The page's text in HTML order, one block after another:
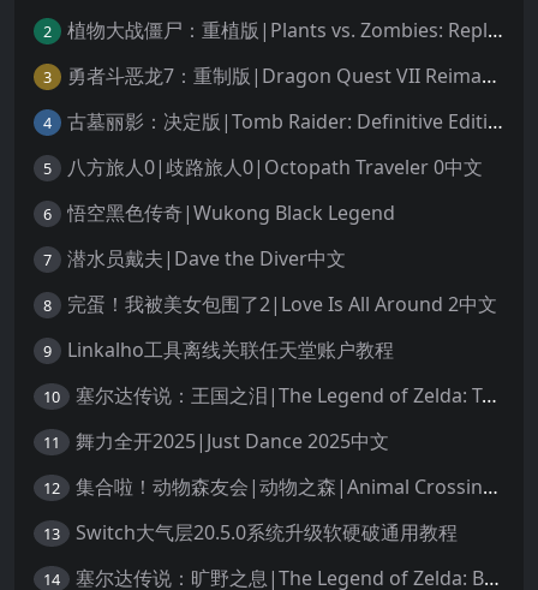
2 植物大战僵尸：重植版|Plants vs. Zombies: Replanted中文
3 勇者斗恶龙7：重制版|Dragon Quest VII Reimagined中文
4 古墓丽影：决定版|Tomb Raider: Definitive Edition中文
5 八方旅人0|歧路旅人0|Octopath Traveler 0中文
6 悟空黑色传奇|Wukong Black Legend
7 潜水员戴夫|Dave the Diver中文
8 完蛋！我被美女包围了2|Love Is All Around 2中文
9 Linkalho工具离线关联任天堂账户教程
10 塞尔达传说：王国之泪|The Legend of Zelda: Tears of the Kingdom中文
11 舞力全开2025|Just Dance 2025中文
12 集合啦！动物森友会|动物之森|Animal Crossing: New Horizons中文
13 Switch大气层20.5.0系统升级软硬破通用教程
14 塞尔达传说：旷野之息|The Legend of Zelda: Breath of the Wild中文